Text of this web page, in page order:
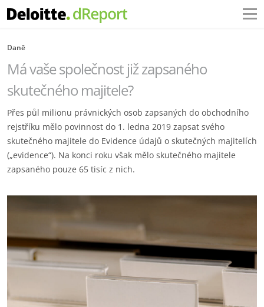
Daně
Má vaše společnost již zapsaného
skutečného majitele?
Přes půl milionu právnických osob zapsaných do obchodního
rejstříku mělo povinnost do 1. ledna 2019 zapsat svého
skutečného majitele do Evidence údajů o skutečných majitelích
(„evidence“). Na konci roku však mělo skutečného majitele
zapsaného pouze 65 tisíc z nich.